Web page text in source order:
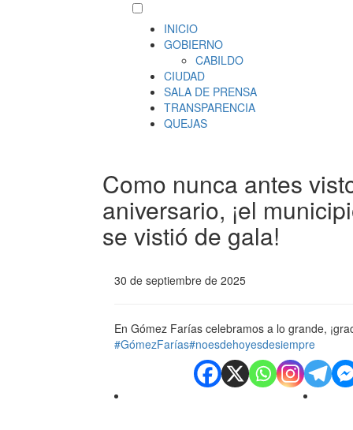
INICIO
GOBIERNO
CABILDO
CIUDAD
SALA DE PRENSA
TRANSPARENCIA
QUEJAS
Como nunca antes
aniversario, ¡el
se vistió de gala!
30 de septiembre de 2025
En Gómez Farías celebramos a lo grande,
#GómezFarías#noesdehoyesdesiempre